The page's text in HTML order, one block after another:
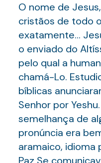
O nome de
cristãos de todo
exatamente…
o enviado do
pelo qual a
chamá-Lo.
bíblicas
Senhor por
semelhança de
pronúncia era
aramaico, idioma